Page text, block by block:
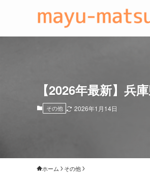
【2026年最新】兵
その他 2026年1月14日
ホーム その他